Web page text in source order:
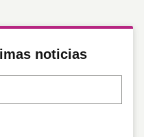
noticias